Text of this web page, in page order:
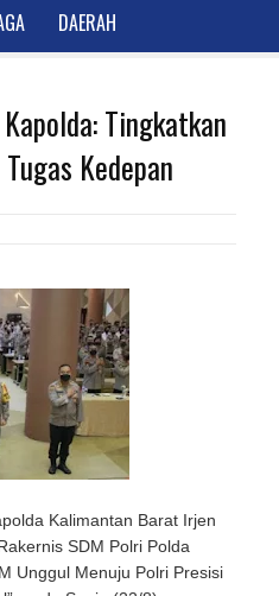
DAERAH
Tingkatkan
Kedepan
Kalimantan Barat Irjen
SDM Polri Polda
Unggul Menuju Polri Presisi